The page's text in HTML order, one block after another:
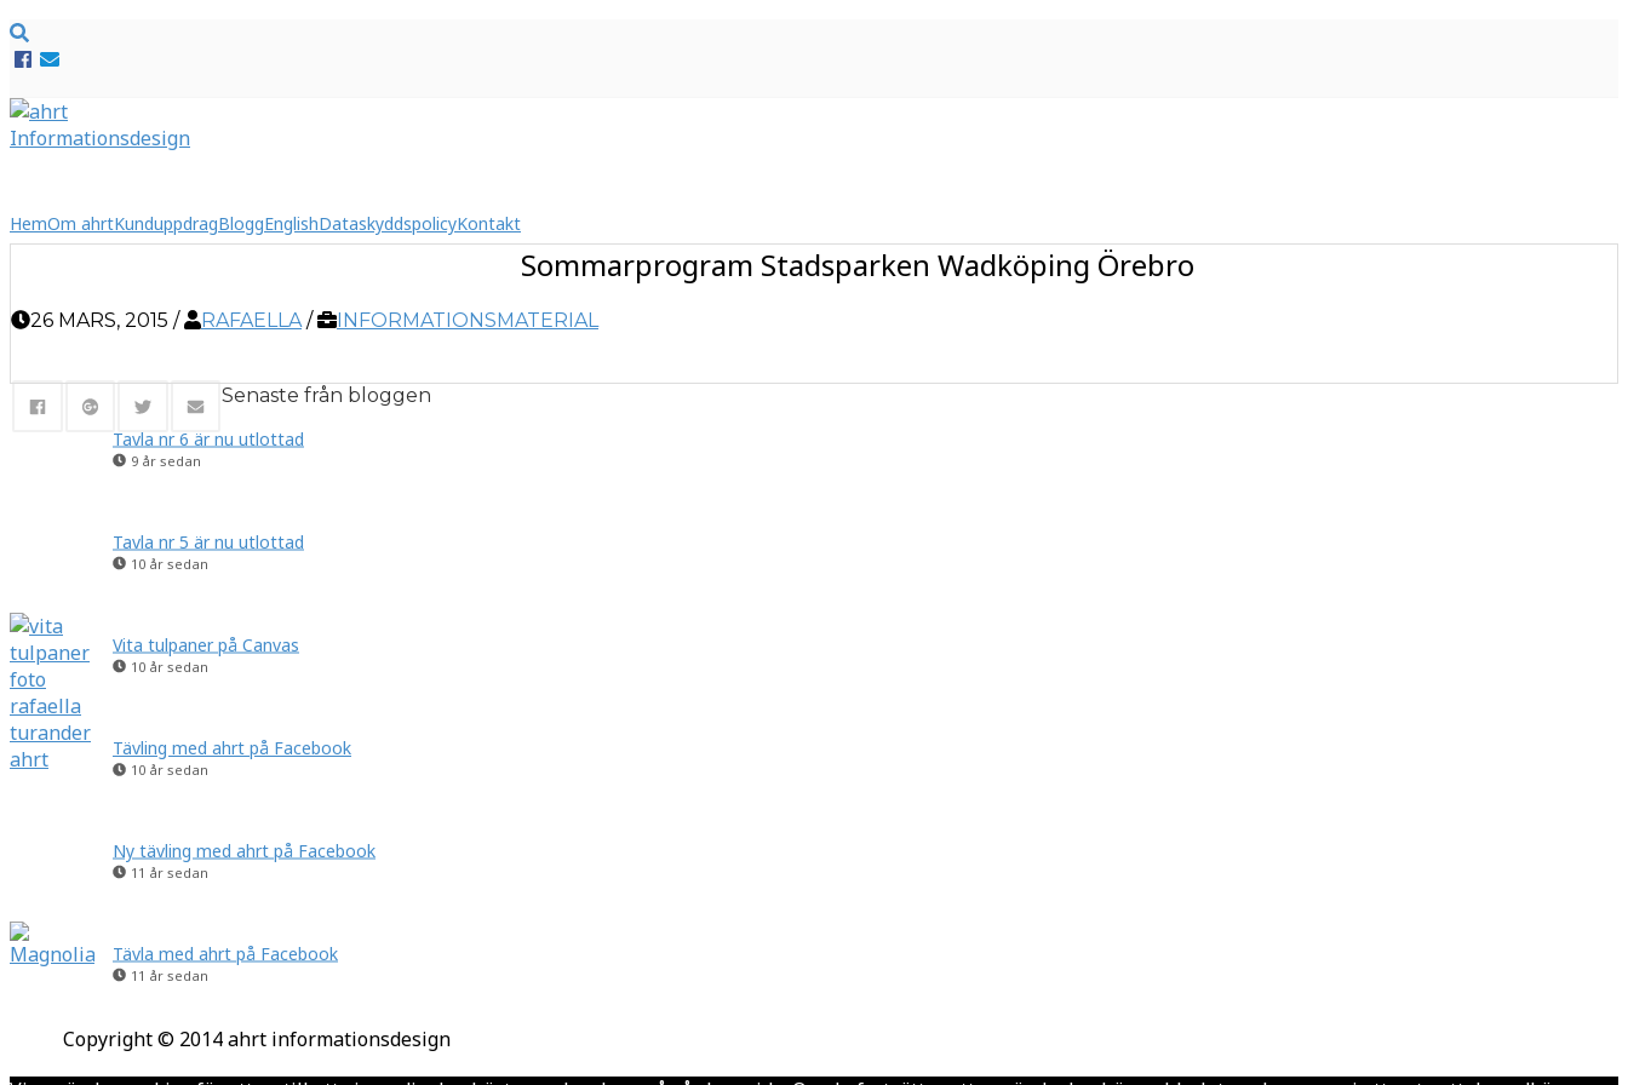
HemOm ahrtKunduppdragBloggEnglishDataskyddspolicyKontakt
Sommarprogram Stadsparken Wadköping Örebro
26 MARS, 2015 / RAFAELLA/ INFORMATIONSMATERIAL
Senaste från bloggen
Tavla nr 6 är nu utlottad
9 år sedan
Tavla nr 5 är nu utlottad
10 år sedan
Vita tulpaner på Canvas
10 år sedan
Tävling med ahrt på Facebook
10 år sedan
Ny tävling med ahrt på Facebook
11 år sedan
Tävla med ahrt på Facebook
11 år sedan
Copyright © 2014 ahrt informationsdesign